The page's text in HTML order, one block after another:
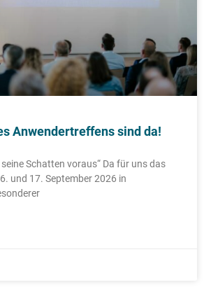
Anwendertreffens sind da!
Schatten voraus“ Da für uns das
und 17. September 2026 in